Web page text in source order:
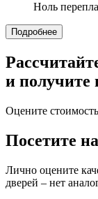
Ноль
Подробнее
и получите
Оцените
Посетите
Лично оцените
дверей – нет